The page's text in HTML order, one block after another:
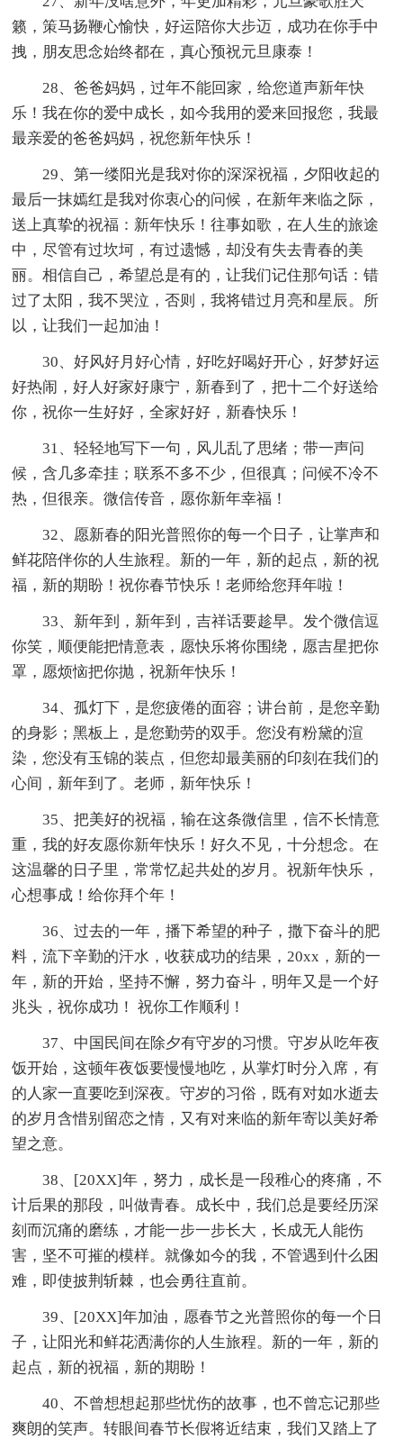
籁，策马扬鞭心愉快，好运陪你大步迈，成功在你手中
拽，朋友思念始终都在，真心预祝元旦康泰！
28、爸爸妈妈，过年不能回家，给您道声新年快
乐！我在你的爱中成长，如今我用的爱来回报您，我最
最亲爱的爸爸妈妈，祝您新年快乐！
29、第一缕阳光是我对你的深深祝福，夕阳收起的
最后一抹嫣红是我对你衷心的问候，在新年来临之际，
送上真挚的祝福：新年快乐！往事如歌，在人生的旅途
中，尽管有过坎坷，有过遗憾，却没有失去青春的美
丽。相信自己，希望总是有的，让我们记住那句话：错
过了太阳，我不哭泣，否则，我将错过月亮和星辰。所
以，让我们一起加油！
30、好风好月好心情，好吃好喝好开心，好梦好运
好热闹，好人好家好康宁，新春到了，把十二个好送给
你，祝你一生好好，全家好好，新春快乐！
31、轻轻地写下一句，风儿乱了思绪；带一声问
候，含几多牵挂；联系不多不少，但很真；问候不冷不
热，但很亲。微信传音，愿你新年幸福！
32、愿新春的阳光普照你的每一个日子，让掌声和
鲜花陪伴你的人生旅程。新的一年，新的起点，新的祝
福，新的期盼！祝你春节快乐！老师给您拜年啦！
33、新年到，新年到，吉祥话要趁早。发个微信逗
你笑，顺便能把情意表，愿快乐将你围绕，愿吉星把你
罩，愿烦恼把你抛，祝新年快乐！
34、孤灯下，是您疲倦的面容；讲台前，是您辛勤
的身影；黑板上，是您勤劳的双手。您没有粉黛的渲
染，您没有玉锦的装点，但您却最美丽的印刻在我们的
心间，新年到了。老师，新年快乐！
35、把美好的祝福，输在这条微信里，信不长情意
重，我的好友愿你新年快乐！好久不见，十分想念。在
这温馨的日子里，常常忆起共处的岁月。祝新年快乐，
心想事成！给你拜个年！
36、过去的一年，播下希望的种子，撒下奋斗的肥
料，流下辛勤的汗水，收获成功的结果，20xx，新的一
年，新的开始，坚持不懈，努力奋斗，明年又是一个好
兆头，祝你成功！ 祝你工作顺利！
37、中国民间在除夕有守岁的习惯。守岁从吃年夜
饭开始，这顿年夜饭要慢慢地吃，从掌灯时分入席，有
的人家一直要吃到深夜。守岁的习俗，既有对如水逝去
的岁月含惜别留恋之情，又有对来临的新年寄以美好希
望之意。
38、[20XX]年，努力，成长是一段稚心的疼痛，不
计后果的那段，叫做青春。成长中，我们总是要经历深
刻而沉痛的磨练，才能一步一步长大，长成无人能伤
害，坚不可摧的模样。就像如今的我，不管遇到什么困
难，即使披荆斩棘，也会勇往直前。
39、[20XX]年加油，愿春节之光普照你的每一个日
子，让阳光和鲜花洒满你的人生旅程。新的一年，新的
起点，新的祝福，新的期盼！
40、不曾想想起那些忧伤的故事，也不曾忘记那些
爽朗的笑声。转眼间春节长假将近结束，我们又踏上了